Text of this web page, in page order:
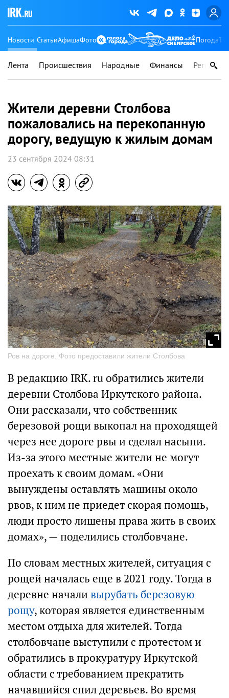
Новости СтатьиАфишаФото Погода
Лента Происшествия Народные Финансы Регионы
Жители деревни Столбова
пожаловались на перекопанную
дорогу, ведущую к жилым домам
23 сентября 2024 08:31
Ров на дороге. Фото предоставили жители Столбова
В редакцию IRK. ru обратились жители
деревни Столбова Иркутского района.
Они рассказали, что собственник
березовой рощи выкопал на проходящей
через нее дороге рвы и сделал насыпи.
Из-за этого местные жители не могут
проехать к своим домам. «Они
вынуждены оставлять машины около
рвов, к ним не приедет скорая помощь,
люди просто лишены права жить в своих
домах», — поделились столбовчане.
По словам местных жителей, ситуация с
рощей началась еще в 2021 году. Тогда в
деревне начали вырубать березовую
рощу, которая является единственным
местом отдыха для жителей. Тогда
столбовчане выступили с протестом и
обратились в прокуратуру Иркутской
области с требованием прекратить
начавшийся спил деревьев. Во время